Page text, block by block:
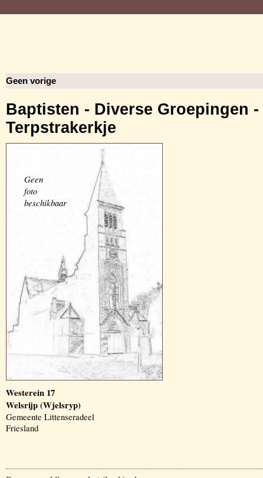
Geen vorige
Baptisten - Diverse Groepingen -
Terpstrakerkje
Geen
foto
beschikbaar
Westerein 17
Welsrijp (Wjelsryp)
Gemeente Littenseradeel
Friesland